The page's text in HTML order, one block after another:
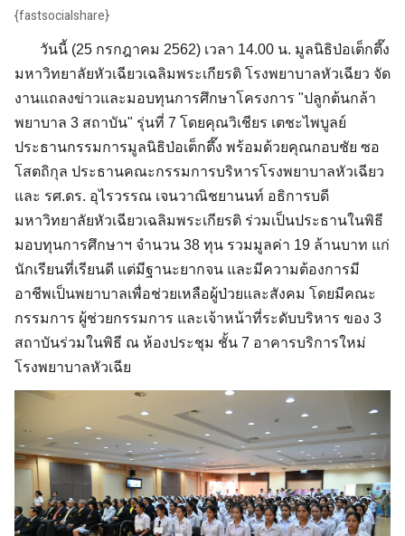
{fastsocialshare}
วันนี้ (25 กรกฎาคม 2562) เวลา 14.00 น. มูลนิธิป่อเต็กตึ๊ง
มหาวิทยาลัยหัวเฉียวเฉลิมพระเกียรติ โรงพยาบาลหัวเฉียว จัด
งานแถลงข่าวและมอบทุนการศึกษาโครงการ "ปลูกต้นกล้า
พยาบาล 3 สถาบัน" รุ่นที่ 7 โดยคุณวิเชียร เตชะไพบูลย์
ประธานกรรมการมูลนิธิป่อเต็กตึ๊ง พร้อมด้วยคุณกอบชัย ซอ
โสตถิกุล ประธานคณะกรรมการบริหารโรงพยาบาลหัวเฉียว
และ รศ.ดร. อุไรวรรณ เจนวาณิชยานนท์ อธิการบดี
มหาวิทยาลัยหัวเฉียวเฉลิมพระเกียรติ ร่วมเป็นประธานในพิธี
มอบทุนการศึกษาฯ จำนวน 38 ทุน รวมมูลค่า 19 ล้านบาท แก่
นักเรียนที่เรียนดี แต่มีฐานะยากจน และมีความต้องการมี
อาชีพเป็นพยาบาลเพื่อช่วยเหลือผู้ป่วยและสังคม โดยมีคณะ
กรรมการ ผู้ช่วยกรรมการ และเจ้าหน้าที่ระดับบริหาร ของ 3
สถาบันร่วมในพิธี ณ ห้องประชุม ชั้น 7 อาคารบริการใหม่
โรงพยาบาลหัวเฉีย